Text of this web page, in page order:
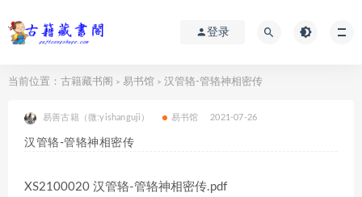
登录
当前位置： 古籍藏书阁 > 易书馆 > 汉管辂-管辂神相密传
易善古籍（微:yishanguji） 易书馆 2021-07-26
汉管辂-管辂神相密传
XS2100020 汉管辂-管辂神相密传.pdf